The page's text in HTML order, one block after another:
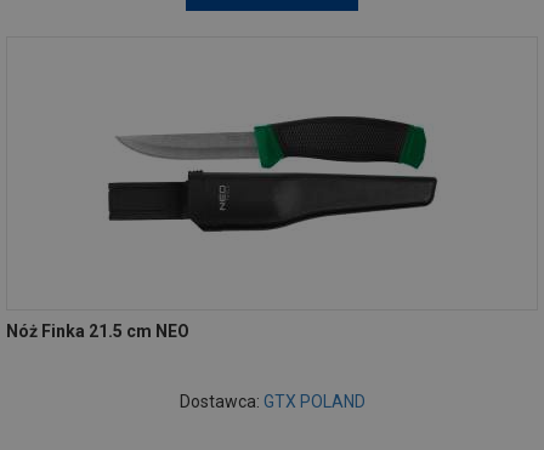
Nóż Finka 21.5 cm NEO
Dostawca: GTX POLAND